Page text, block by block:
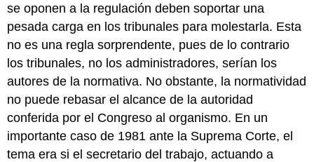
se oponen a la regulación deben soportar una
pesada carga en los tribunales para molestarla. Esta
no es una regla sorprendente, pues de lo contrario
los tribunales, no los administradores, serían los
autores de la normativa. No obstante, la normatividad
no puede rebasar el alcance de la autoridad
conferida por el Congreso al organismo. En un
importante caso de 1981 ante la Suprema Corte, el
tema era si el secretario del trabajo, actuando a